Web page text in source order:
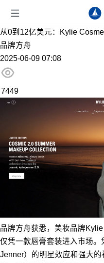
从0到12亿美元：Kylie
品牌方舟
2025-06-09 07:08
7449
品牌方舟获悉，美妆品牌
仅凭一款唇膏套装进入市场
Jenner）的明星效应和强大